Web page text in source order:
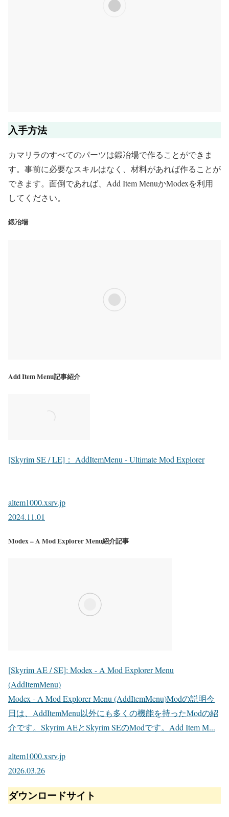
入手方法
カマリラのすべてのパーツは鍛冶場で作ることができま
す。事前に必要なスキルはなく、材料があれば作ることが
できます。面倒であれば、Add Item MenuかModexを利用
してください。
鍛冶場
Add Item Menu記事紹介
[Skyrim SE / LE]： AddItemMenu - Ultimate Mod Explorer
altem1000.xsrv.jp
2024.11.01
Modex – A Mod Explorer Menu紹介記事
[Skyrim AE / SE]: Modex - A Mod Explorer Menu
(AddItemMenu)
Modex - A Mod Explorer Menu (AddItemMenu)Modの説明今
日は、AddItemMenu以外にも多くの機能を持ったModの紹
介です。Skyrim AEとSkyrim SEのModです。Add Item M...
altem1000.xsrv.jp
2026.03.26
ダウンロードサイト